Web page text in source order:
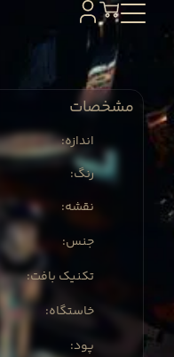
مشخصات
:اندازه
:رنگ
:نقشه
:جنس
:تکنیک بافت
:خاستگاه
:پود